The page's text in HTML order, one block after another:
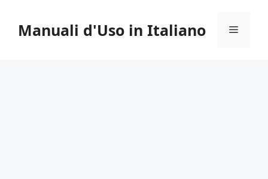
contenuto
Manuali d'Uso in Italiano Menu